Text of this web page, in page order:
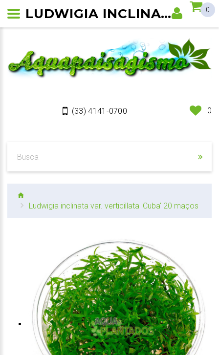
(33) 4141-0700 0
0
Ludwigia inclinata var. verticillata 'Cuba' 20 maços
LUDWIGIA INCLINATA VAR. VERTICILLATA 'CUBA'